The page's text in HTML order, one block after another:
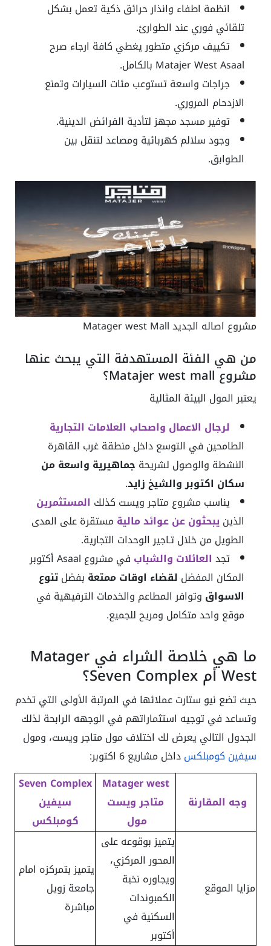
انظمة اطفاء وانذار حرائق ذكية تعمل بشكل
تلقائي فوري عند الطوارئ.
تكييف مركزي متطور يغطي كافة ارجاء صرح
Matajer West Asaal بالكامل.
جراجات واسعة تستوعب مئات السيارات وتمنع
الازدحام المروري.
توفير مسجد مجهز لتأدية الفرائض الدينية.
وجود سلالم كهربائية ومصاعد لتنقل بين
الطوابق.
مشروع اصاله الجديد Matager west Mall
من هي الفئة المستهدفة التي يبحث عنها
مشروع Matajer west mall؟
يعتبر المول البيئة المثالية
لرجال الاعمال واصحاب العلامات التجارية
الطامحين في التوسع داخل منطقة غرب القاهرة
النشطة والوصول لشريحة جماهيرية واسعة من
سكان اكتوبر والشيخ زايد.
يناسب مشروع متاجر ويست كذلك المستثمرين
الذينيبحثون عن عوائد مالية مستقرة على المدى
الطويل من خلال تـاجير الوحدات التجارية.
تجد العائلات والشباب
في مشروع Asaal أكتوبر
المكان المفضل لقضاء اوقات ممتعة بفضلتنوع
الاسواق وتوافر المطاعم والخدمات الترفيهية في
موقع واحد متكامل ومريح للجميع.
ما هي خلاصة الشراء في Matager
West أم Seven Complex؟
حيث تضع نيو ستارت عملائها في المرتبة الأولى التي تخدم
وتساعد في توجيه استثماراتهم في الوجهه الرابحة لذلك
الجدول التالي يعرض لك اختلاف مول متاجر ويست، ومول
سيفين كومبلكسداخل مشاريع 6 اكتوبر:
وجه المقارنة
Matager west
متاجر ويست
مول
Seven Complex
سيفين
كومبلكس
مزايا الموقع
يتميز بوقوعه على
المحور المركزي،
ويجاوره نخبة
الكمبوندات
السكنية في
أكتوبر
يتميز بتمركزه امام
جامعة زويل
مباشرة